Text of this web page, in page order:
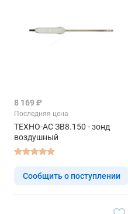
8 169 ₽
Последняя цена
ТЕХНО-АС ЗВ8.150 - зонд
воздушный
Сообщить о поступлении